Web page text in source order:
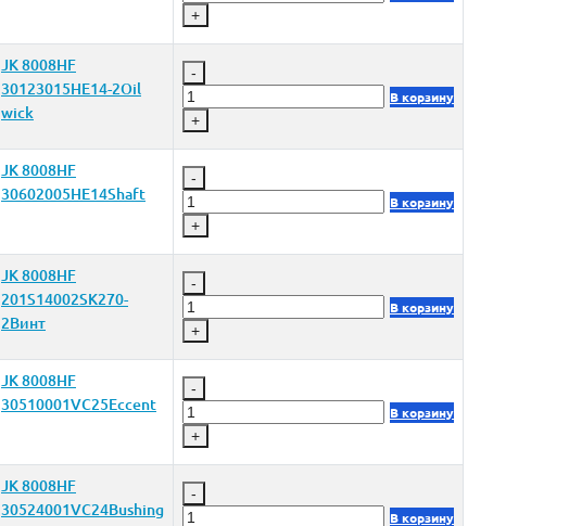
+
JK 8008HF
30123015HE14-2Oil
wick
-
+
В корзину
JK 8008HF
30602005HE14Shaft
-
+
В корзину
JK 8008HF
201S14002SK270-
2Винт
-
+
В корзину
JK 8008HF
30510001VC25Eccent
-
+
В корзину
JK 8008HF
30524001VC24Bushing
-
В корзину